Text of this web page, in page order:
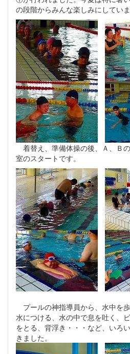
の段階からみんな楽しみにしていま
着替え、準備体操の後、Ａ、Ｂ
室のスタートです。
プールの神指導員から、水中を
水につける、水の中で息を吐く、
をとる、背浮き・・・など、いろ
きました。